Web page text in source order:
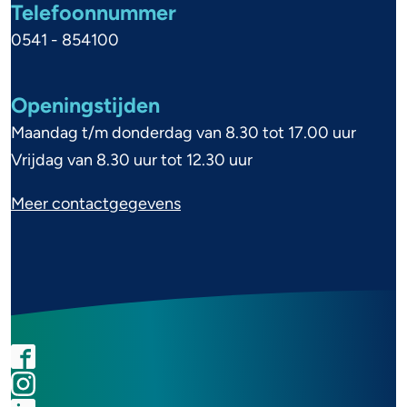
t
s
a
a
r
n
f
r
m
t
Telefoonnummer
0541 - 854100
Openingstijden
Maandag t/m donderdag van 8.30 tot 17.00 uur
Vrijdag van 8.30 uur tot 12.30 uur
Meer contactgegevens
S
o
e
t
k
t